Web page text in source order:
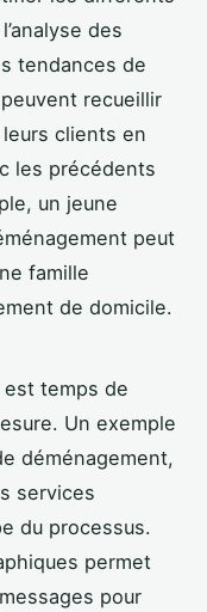
des
tendances de
recueillir
clients en
les précédents
un jeune
peut
famille
de domicile.
temps de
Un exemple
déménagement,
services
du processus.
permet
pour